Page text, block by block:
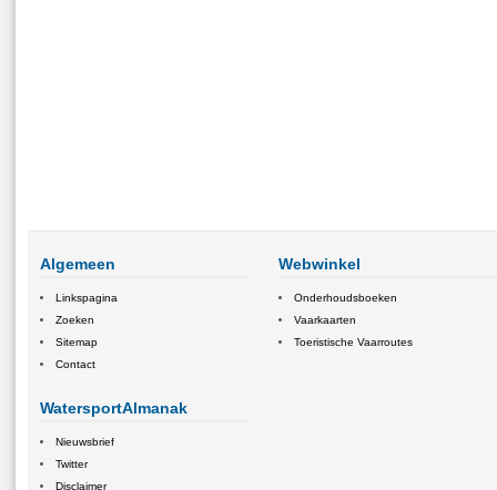
Algemeen
Linkspagina
Zoeken
Sitemap
Contact
WatersportAlmanak
Nieuwsbrief
Twitter
Disclaimer
Webwinkel
Onderhoudsboeken
Vaarkaarten
Toeristische Vaarroutes